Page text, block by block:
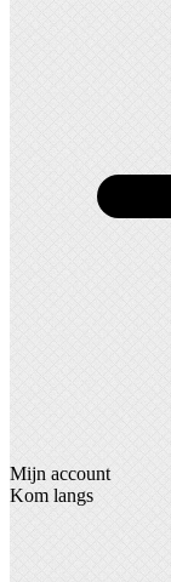
Mijn account
Kom langs